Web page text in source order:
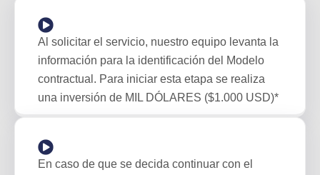
Al solicitar el servicio, nuestro equipo levanta la
información para la identificación del Modelo
contractual. Para iniciar esta etapa se realiza
una inversión de MIL DÓLARES ($1.000 USD)*
En caso de que se decida continuar con el